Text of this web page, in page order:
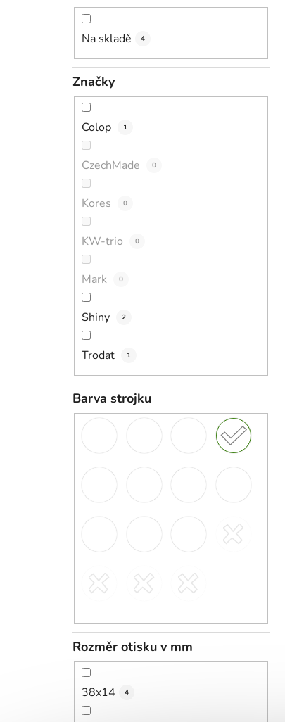
Na skladě 4
Značky
Colop 1
CzechMade 0
Kores 0
KW-trio 0
Mark 0
Shiny 2
Trodat 1
Barva strojku
Rozměr otisku v mm
38x14 4